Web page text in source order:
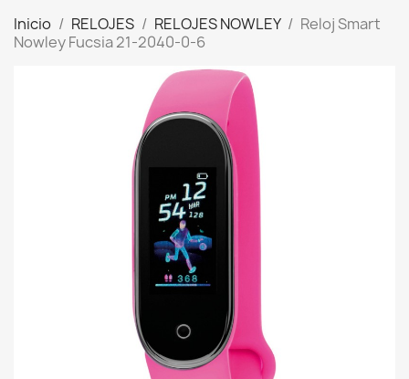
Inicio RELOJES RELOJES NOWLEY
Reloj Smart
Nowley Fucsia 21-2040-0-6